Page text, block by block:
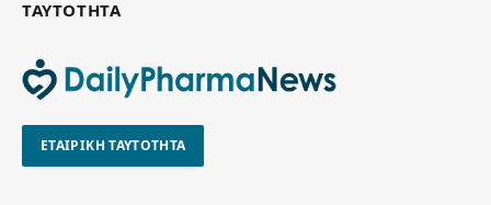
ΤΑΥΤΟΤΗΤΑ
ΕΤΑΙΡΙΚΗ ΤΑΥΤΟΤΗΤΑ